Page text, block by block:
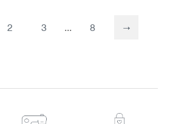
Seite
2
Seite
3 8